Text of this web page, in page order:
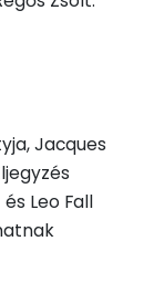
Jacques
Leo Fall